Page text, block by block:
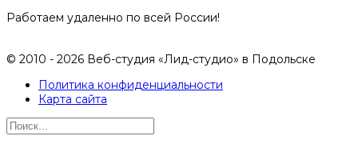
Работаем удаленно по всей России!
© 2010 - 2026 Веб-студия «Лид-студио» в Подольске
Политика конфиденциальности
Карта сайта